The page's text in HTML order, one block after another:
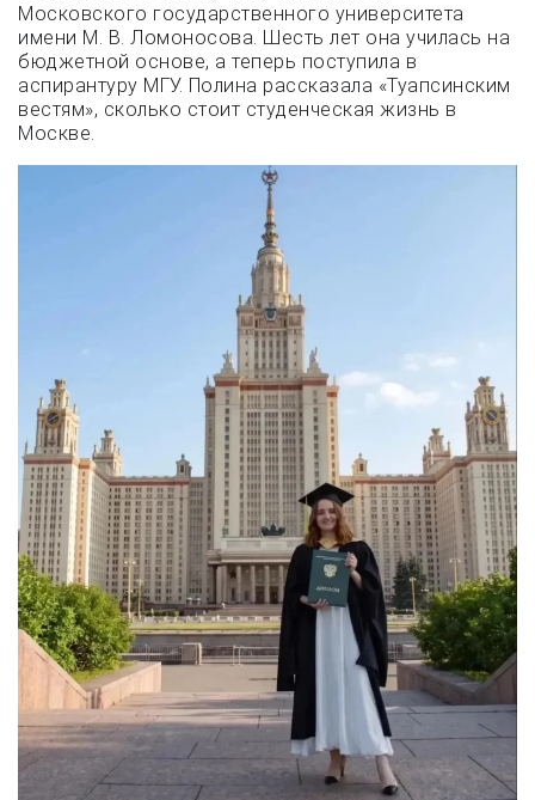
Московского государственного университета
имени М. В. Ломоносова. Шесть лет она училась на
бюджетной основе, а теперь поступила в
аспирантуру МГУ. Полина рассказала «Туапсинским
вестям», сколько стоит студенческая жизнь в
Москве.